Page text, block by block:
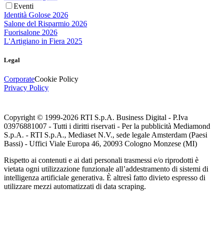
Eventi
Identità Golose 2026
Salone del Risparmio 2026
Fuorisalone 2026
L'Artigiano in Fiera 2025
Legal
CorporateCookie Policy
Privacy Policy
Copyright © 1999-2026 RTI S.p.A. Business Digital - P.Iva
03976881007 - Tutti i diritti riservati - Per la pubblicità Mediamond
S.p.A. - RTI S.p.A., Mediaset N.V., sede legale Amsterdam (Paesi
Bassi) - Uffici Viale Europa 46, 20093 Cologno Monzese (MI)
Rispetto ai contenuti e ai dati personali trasmessi e/o riprodotti è
vietata ogni utilizzazione funzionale all’addestramento di sistemi di
intelligenza artificiale generativa. È altresì fatto divieto espresso di
utilizzare mezzi automatizzati di data scraping.